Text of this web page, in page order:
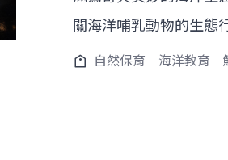
關海洋哺乳動物的生態
自然保育 海洋教育